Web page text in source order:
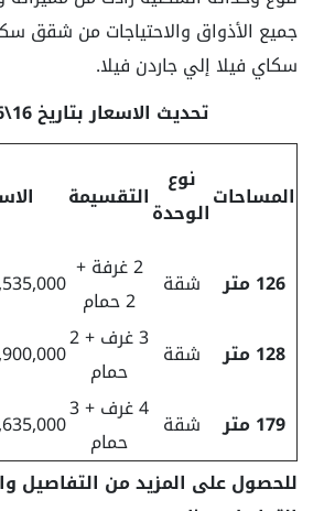
جميع الأذواق والاحتياجات من شقق
سكاي فيلا إلي جاردن فيلا.
تحديث الاسعار بتاريخ 16\6\2026
المساحات
نوع
الوحدةالتقسيمة
126 متر
شقة
2 غرفة +
2 حمام
128 متر
شقة
3 غرف + 2
حمام
179 متر
شقة
4 غرف + 3
حمام
للحصول على المزيد من التفاصيل